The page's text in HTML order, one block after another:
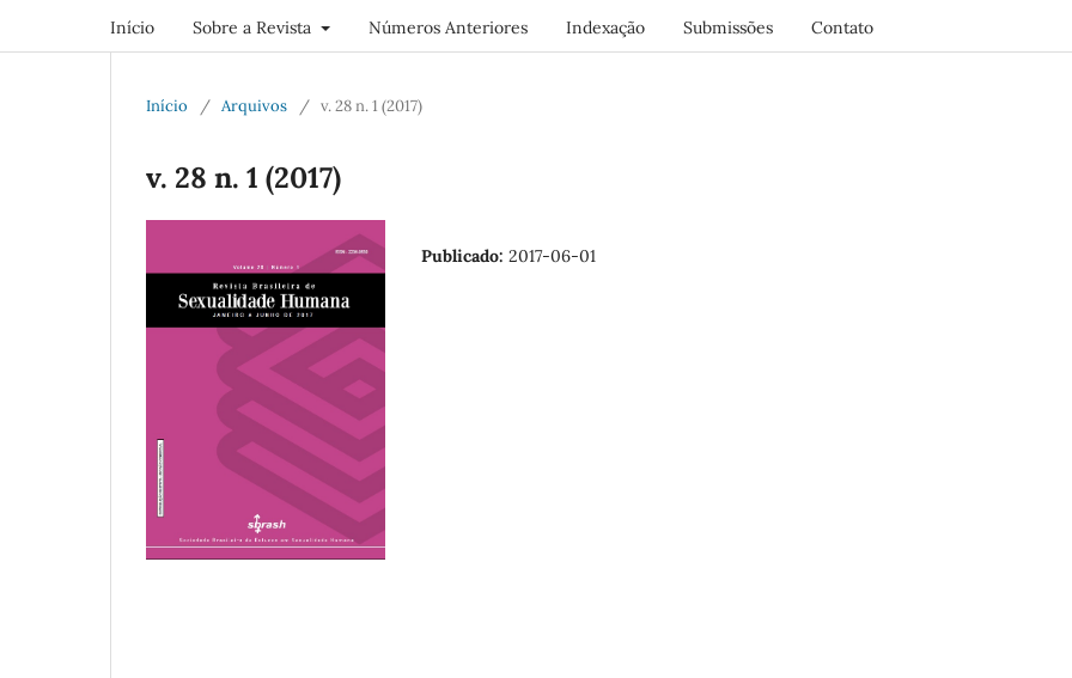
Início Sobre a Revista Números Anteriores Indexação Submissões Contato
Início / Arquivos / v. 28 n. 1 (2017)
v. 28 n. 1 (2017)
Publicado: 2017-06-01